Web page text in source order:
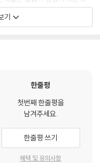
거창하지 않고 단순했고 마침
는 사실을 깨달았다. 그건 바
버린 사람들이 나락으로 떨어
숲속 깊이 들어감으로써 자신
은 나로서는 자연스러운 일이
다. 물론 이런 사람들은 매우
구석구석 잘 알아야 하고, 이
의 대상이 아니다. 조슬린 소
럼 내린다’(Il Preuvait Des Ois
활한 톰(Tom), 지역 바에서
식물 포함)의 삶을 살고 있
을 자다가 자연스럽게 숨이 끊
하다. 마치 모든 것을 체념한
픔에 허우적대지 않는다. 이 작
것들이 녹아 들어가 있다.
기
한줄평
첫번째 한줄평을
남겨주세요.
한줄평 쓰기
혜택 및 유의사항